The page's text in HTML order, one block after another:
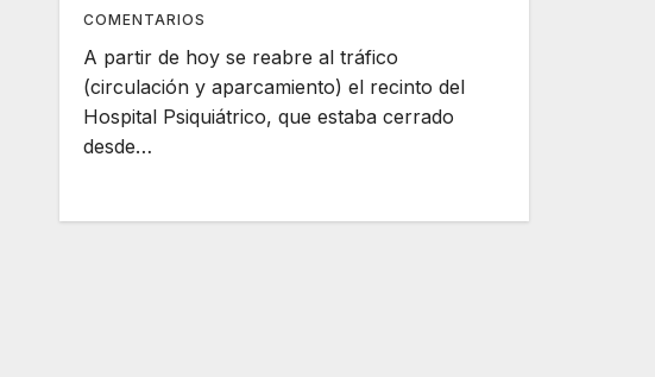
COMENTARIOS
A partir de hoy se reabre al tráfico
(circulación y aparcamiento) el recinto del
Hospital Psiquiátrico, que estaba cerrado
desde…